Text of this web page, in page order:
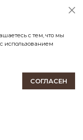
с тем, что мы
использованием
СОГЛАСЕН